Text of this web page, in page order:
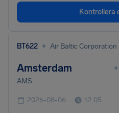
Kontrollera
BT622 • Air Baltic Corporation
Amsterdam •
AMS
2026-08-06 12:05